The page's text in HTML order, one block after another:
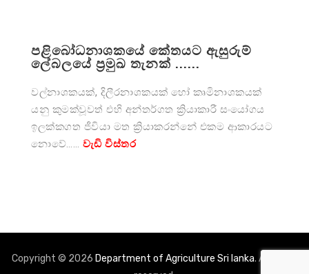
පළිබෝධනාශකයේ කේතයට ඇසුරුම්
ලේබලයේ ප්‍රමුඛ තැනක් ......
වල්නාශකයක්, දිලීරනාශකයක් හෝ කෘමිනාශකයක්
යනු කුමක්වූවත් එහි අන්තර්ගත ක්‍රියාකාරී සංයෝගය
ඉලක්කගත ජීවියා මත ක්‍රියාකරන්නේ එකම ආකාරයට
නොවේ…… වැඩි විස්තර
Copyright © 2026 Department of Agriculture Sri lanka. All rights